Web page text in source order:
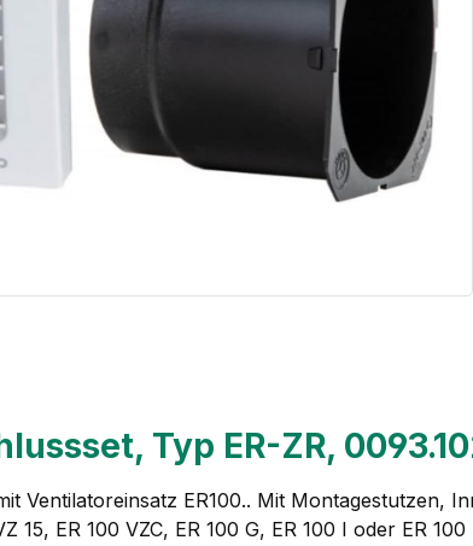
Typ ER-ZR,
Ventilatoreinsatz ER100.. Mit Montagestutzen,
15, ER 100 VZC, ER 100 G, ER 100 I oder ER 100